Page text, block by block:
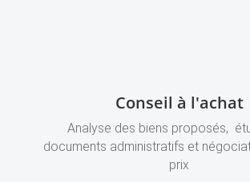
Conseil à l'achat
Analyse des biens proposés,
documents administratifs et
prix